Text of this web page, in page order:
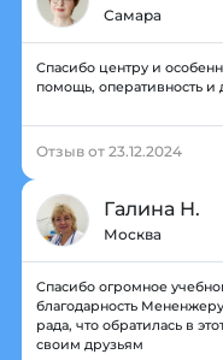
Самара
Спасибо центру и
помощь, оперативность
Отзыв от 23.12.2024
Галина Н.
Москва
Спасибо огромное
благодарность
рада, что обратилась в
своим друзьям